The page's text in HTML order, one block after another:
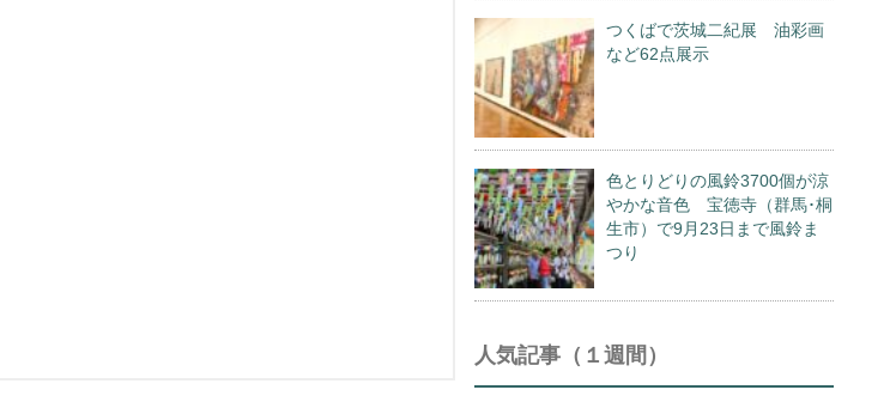
つくばで茨城二紀展 油彩画
など62点展示
色とりどりの風鈴3700個が涼
やかな音色 宝徳寺（群馬･桐
生市）で9月23日まで風鈴ま
つり
人気記事（１週間）